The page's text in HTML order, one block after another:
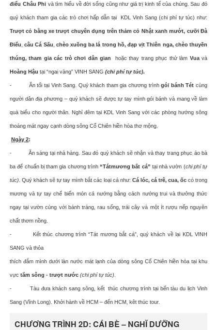
điểu Châu Phi và tìm hiểu về đời sống cũng như giá trị kinh tế của chúng. Sau đó
quý khách tham gia các trò chơi hấp dẫn tại KDL Vinh Sang (chi phí tự túc) như:
Trượt cỏ bằng xe trượt chuyên dụng trên thảm cỏ Nhật xanh mướt, cưỡi Đà
Điểu ,câu Cá Sấu chèo xuồng ba lá trong hồ, đạp vịt Thiên nga, chèo thuyền
thúng, tham gia các trò chơi dân gian hoặc thay trang phục thử làm Vuavà
Hoàng Hậu tại “ngai vàng” VINH SANG (chi phí tự túc).
- Ăn tối tại Vinh Sang. Quý khách tham gia chương trìnhgói bánh Tét cùng
người dân địa phương – quý khách sẽ được tự tay mình gói bánh và mang về làm
quà biếu cho người thân. Nghỉ đêm tại KDL Vinh Sang với các phòng hướng sông
thoáng mát ngay cạnh dòng sông Cổ Chiên hiền hòa thơ mộng.
Ngày 2:
- Ăn sáng tại nhà hàng. Sau đó quý khách sẽ nhận và thay trang phục áo bà
ba để chuẩn bị tham gia chương trình “Tátmương bắt cá” tại nhà vườn (chi phí tự
túc) . Quý khách sẽ tự tay mình bắt các loại cá như: Cá lóc, cá trê, cua, ốc có trong
mương và tự tay chế biến món cá nướng bằng cách nướng trui và thưởng thức
ngay tại vườn cùng với bánh tráng, rau sống, trái cây và một ít rượu nếp nguyên
chất thơm nồng.
- Kết thúc chương trình “Tát mương bắt cá”, quý khách về lại KDL VINH
SANG và thỏa
thích đắm mình dưới làn nước mát lạnh của dòng sông Cổ Chiên hiền hòa tại khu
vực tắm sông - trượt nước (chi phí tự túc)
- Tàu đưa khách sang sông, kết thúc chương trình tại bến tàu du lịch Vinh
Sang (Vĩnh Long). Khởi hành về HCM – đến HCM, kêt thúc tour.
CHƯƠNG TRÌNH 2D: CÁI BÈ – NGHĨ DƯỠNG